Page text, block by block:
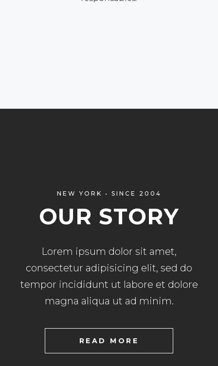
NEW YORK • SINCE 2004
OUR STORY
Lorem ipsum dolor sit amet,
consectetur adipisicing elit, sed do
tempor incididunt ut labore et dolore
magna aliqua ut ad minim.
READ MORE